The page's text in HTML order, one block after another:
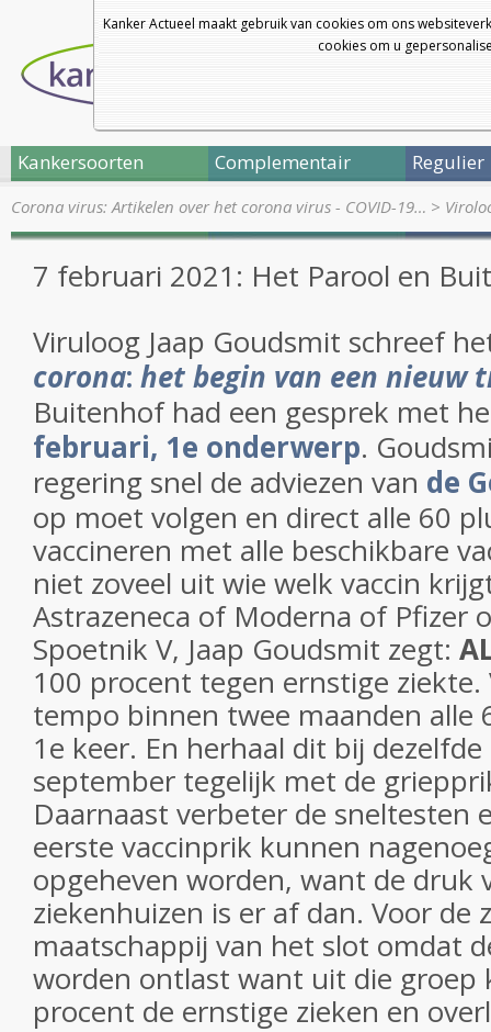
Kanker Actueel maakt gebruik van cookies om ons
cookies om u
Kankersoorten Complementair Regulier
Corona virus: Artikelen over het corona virus - COVID-19… >
7 februari 2021: Het Parool en
Viruloog Jaap Goudsmit schreef
corona: het begin van een nieuw
Buitenhof had een gesprek met
februari, 1e onderwerp.
regering snel de adviezen van de
op moet volgen en direct alle 60
vaccineren met alle beschikbare
niet zoveel uit wie welk vaccin
Astrazeneca of Moderna of Pfizer
Spoetnik V, Jaap Goudsmit zegt:
100 procent tegen ernstige ziekte.
tempo binnen twee maanden alle
1e keer. En herhaal dit bij
september tegelijk met de
Daarnaast verbeter de sneltesten
eerste vaccinprik kunnen
opgeheven worden, want de druk
ziekenhuizen is er af dan. Voor de
maatschappij van het slot omdat
worden ontlast want uit die groep
procent de ernstige zieken en